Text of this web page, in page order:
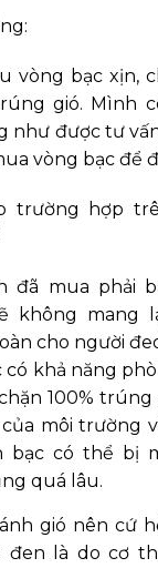
vòng bạc xịn,
gió. Mình
như được tư
vòng bạc để
trường hợp
đã mua phải
không mang
cho người
có khả năng
100%
môi trường
bạc có thể bị
quá lâu.
gió nên cứ
đen là do cơ